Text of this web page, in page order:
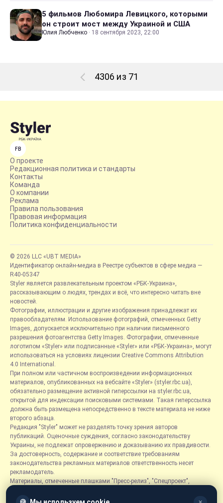
5 фильмов Любомира Левицкого, которыми
он строит мост между Украиной и США
Юлия Любченко · 18 сентября 2023, 22:00
4306 из 71
FB
О проекте
Редакционная политика и стандарты
Контакты
Команда
О компании
Реклама
Правила пользования
Правовая информация
Политика конфиденциальности
© 2026 LLC «UBT MEDIA»
Идентификатор онлайн-медиа в Реестре субъектов в сфере медиа —
R40-05347
Styler является развлекательным проектом «РБК-Украина»,
рассказывающим о людях, трендах и всё, что интересно читать вне
новостей.
Фотографии, иллюстрации и другие изображения принадлежат их
правообладателям. Использование фотографий, отмеченных Getty
Images, допускается исключительно при наличии письменного
разрешения фотоагентства Getty Images. Фотографии, отмеченные
логотипом «Styler» или подписанные «Styler» или «РБК-Украина», могут
использоваться на условиях лицензии Creative Commons Attribution
4.0 International.
При полном или частичном воспроизведении информационных
материалов, опубликованных на вебсайте «Styler» (styler.rbc.ua),
обязательно размещение активной гиперссылки на styler.rbc.ua,
открытой для индексации поисковыми системами. Такая гиперссылка
должна быть размещена непосредственно в тексте материала не ниже
второго абзаца.
Редакция "Styler" может не разделять точку зрения авторов
публикаций. Оценочные суждения, согласно законодательству
Украины, не подлежат опровержению и доказыванию их правдивости.
За достоверность, содержание и соответствие требованиям
законодательства рекламных материалов ответственность несет
рекламодатель.
Материалы, отмеченные плашками "Пресс-релиз", "Спецпроект",
размещаются на правах рекламы.